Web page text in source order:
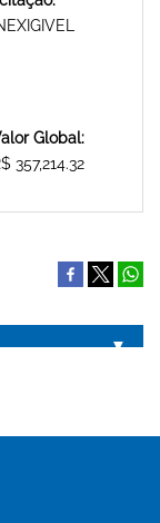
Global:
357,214.32